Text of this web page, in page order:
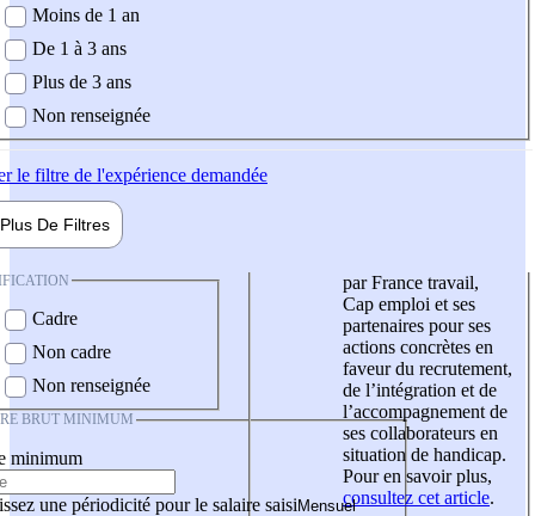
demandée
Moins de 1 an
De 1 à 3 ans
Plus de 3 ans
Non renseignée
le filtre de l'expérience demandée
Plus De Filtres
Cadre
Non cadre
Non renseignée
BRUT MINIMUM
minimum
une périodicité pour le salaire saisi
par France travail,
Cap emploi et ses
partenaires pour ses
actions concrètes en
faveur du recrutement,
de l’intégration et de
l’accompagnement de
ses collaborateurs en
situation de handicap.
Pour en savoir plus,
consultez cet article.